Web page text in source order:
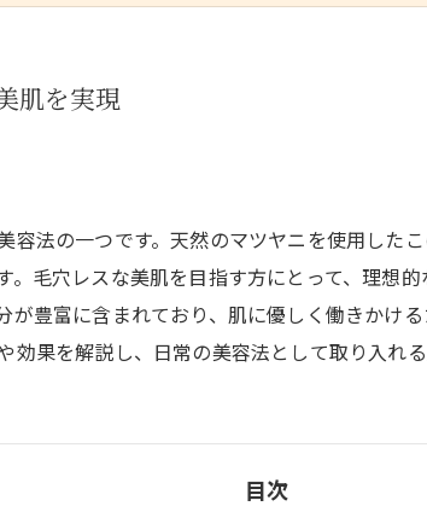
肌を実現
法の一つです。天然のマツヤニを使用した
毛穴レスな美肌を目指す方にとって、理想
豊富に含まれており、肌に優しく働きかけ
果を解説し、日常の美容法として取り入れる
目次